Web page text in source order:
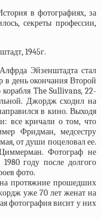
1945г.
Эйзенштадта стал
день окончания Второй
The Sullivans, 22-
Джордж сходил на
в кино. Выходя
все кричали о том, что
Фридман, медсестру
от души поцеловал ее.
Фотограф не
году после долгого
фото.
на протяжние прошедших
уже 70 лет женат на
фотография висит у них